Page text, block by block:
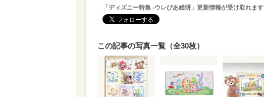
「ディズニー特集 -ウレぴあ総研」更新情報が受け取れます
この記事の写真一覧（全30枚）